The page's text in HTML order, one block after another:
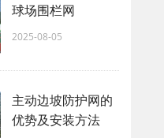
球场围栏网
2025-08-05
主动边坡防护网的
优势及安装方法